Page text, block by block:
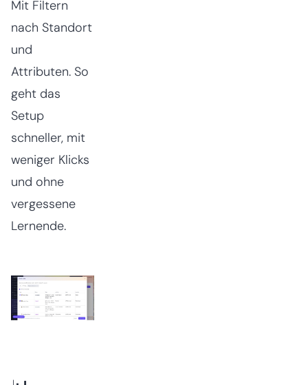
Mit Filtern
nach Standort
und
Attributen. So
geht das
Setup
schneller, mit
weniger Klicks
und ohne
vergessene
Lernende.